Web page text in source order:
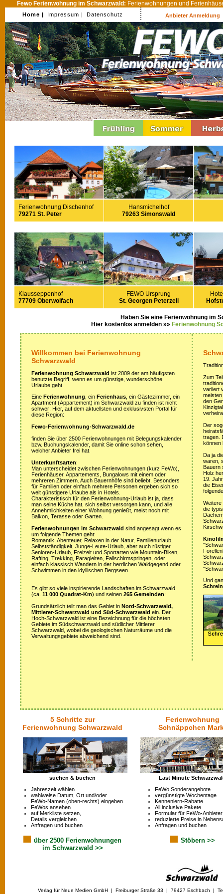
Fewo Ferienwohnung im Schwarzwald: Ferienwohnungen und
Home | Impressum | Datenschutz Anbieter Anmeldung
Ferienwohnung Dischenhof
79271 St. Peter
Hansmichelhof
79263 Simonswald
Klausseppenhof
77709 Oberwolfach
FEWO Ursprung
St. Georgen Peterzell
Haben Sie eine Ferienwohnung im
Hier kostenlos anmelden »» Ferienwohnung
Willkommen bei Ferienwohnung
Schwarzwald
Ferienwohnung Schwarzwald ist 2009 der am häufigsten
benutzte Begriff, wenn es um günstige, wunderschöne
Urlaube geht.
Eine Ferienwohnung , ein Ferienhaus , ein Gästezimmer, ein
Apartment (Appartement) im Schwarzwald zu finden ist nicht
schwer: Hier, auf dem aktuellsten und exklusivsten Portal für
diese Region:
Fewo-Ferienwohnung-Schwarzwald.de
finden Sie über 2500 Ferienwohnungen mit Belegungskalender
bzw. Buchungskalender, damit Sie online schon sehen,
welcher Anbieter frei hat.
Unterkunftsarten:
Man unterscheidet zwischen Ferienwohnungen (kurz FeWo),
Ferienhäuser, Appartements, Bungalows mit einem oder
mehreren Zimmern. Auch Bauernhöfe sind beliebt. Besonders
für Familien oder einfach mehrere Personen ergeben sich so
weit günstigere Urlaube als in Hotels.
Charakteristisch für den Ferienwohnung-Urlaub ist ja, dass
man seine Küche hat, sich selbst versorgen kann, und alle
Annehmlichkeiten einer Wohnung genießt, meist noch mit
Balkon, Terasse oder Garten.
Ferienwohnungen im Schwarzwald sind angesagt wenn es
um folgende Themen geht:
Romantik, Abenteuer, Relaxen in der Natur, Familienurlaub,
Selbstständigkeit, Junge-Leute-Urlaub, aber auch rüstiger
Senioren-Urlaub, Freizeit und Sportarten wie Mountain-Biken,
Rafting, Trekking, Paragleiten, Fallschirmspringen, oder
einfach klassisch Wandern in der herrlichen Waldgegend oder
Schwimmen in den idyllischen Bergseen.
Es gibt so viele inspirierende Landschaften im Schwarzwald
(ca. 11 000 Quadrat-Km) und seinen 265 Gemeinden:
Grundsätzlich teilt man das Gebiet in Nord-Schwarzwald,
Mittlerer-Schwarzwald und Süd-Schwarzwald ein. Der
Hoch-Schwarzwald ist eine Bezeichnung für die höchsten
Gebiete im Südschwarzwald und südlicher Mittlerer
Schwarzwald, wobei die geologischen Naturräume und die
Verwaltungsgebiete abweichend sind.
Zum
variiert
den
Der
tragen.
können
Da ja
waren,
Bauern
Holz
19.
die
Weitere
die
Und
5 Schritte zur
Ferienwohnung Schwarzwald
Ferienwohnung
Schnäppchen
suchen & buchen
Jahreszeit wählen
wahlweise Datum, Ort und/oder
FeWo-Namen (oben-rechts) eingeben
FeWos ansehen
auf Merkliste setzen,
Details vergleichen
Anfragen und buchen
über 2500 Ferienwohnungen
im Schwarzwald >>
Last Minute
FeWo Sonderangebote
vergünstigte Wochentage
Kennenlern-Rabatte
All inclusive Pakete
Formular für FeWo-Anbieter
reduzierte Preise in
Anfragen und buchen
Stöbern >>
Verlag für Neue Medien GmbH | Freiburger Straße 33 | 79427 Eschbach |